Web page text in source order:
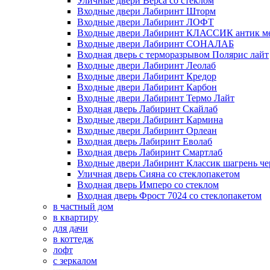
Входные двери Лабиринт Шторм
Входные двери Лабиринт ЛОФТ
Входные двери Лабиринт КЛАССИК антик
Входные двери Лабиринт СОНАЛАБ
Входная дверь с терморазрывом Полярис лайт
Входные двери Лабиринт Леолаб
Входные двери Лабиринт Кредор
Входные двери Лабиринт Карбон
Входные двери Лабиринт Термо Лайт
Входная дверь Лабиринт Скайлаб
Входные двери Лабиринт Кармина
Входные двери Лабиринт Орлеан
Входная дверь Лабиринт Еволаб
Входная дверь Лабиринт Смартлаб
Входные двери Лабиринт Классик шагрень
Уличная дверь Сияна со стеклопакетом
Входная дверь Имперо со стеклом
Входная дверь Фрост 7024 со стеклопакетом
в частный дом
в квартиру
для дачи
в коттедж
лофт
с зеркалом